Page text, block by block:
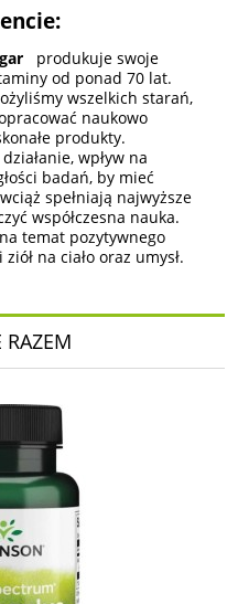
produkuje swoje
od ponad 70 lat.
wszelkich starań,
naukowo
produkty.
wpływ na
badań, by mieć
spełniają najwyższe
współczesna nauka.
temat pozytywnego
na ciało oraz umysł.
RAZEM